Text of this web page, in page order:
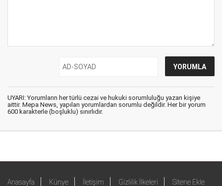
UYARI: Yorumların her türlü cezai ve hukuki sorumluluğu yazan kişiye
aittir. Mepa News, yapılan yorumlardan sorumlu değildir. Her bir yorum
600 karakterle (boşluklu) sınırlıdır.
Anasayfa Künye İletişim Gizlilik İlkeleri Sitene Ekle